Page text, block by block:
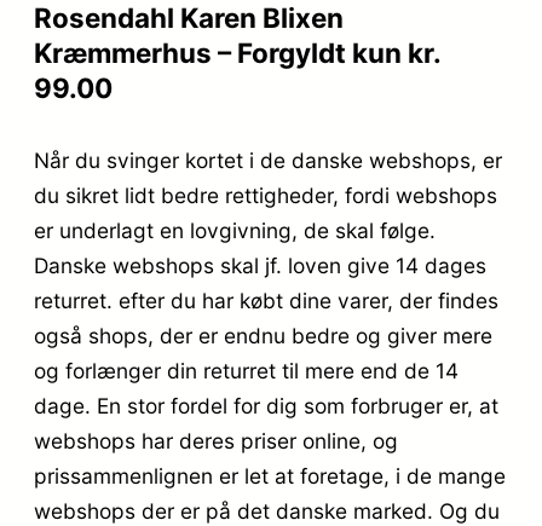
Rosendahl Karen Blixen
Kræmmerhus – Forgyldt kun kr.
99.00
Når du svinger kortet i de danske webshops, er
du sikret lidt bedre rettigheder, fordi webshops
er underlagt en lovgivning, de skal følge.
Danske webshops skal jf. loven give 14 dages
returret. efter du har købt dine varer, der findes
også shops, der er endnu bedre og giver mere
og forlænger din returret til mere end de 14
dage. En stor fordel for dig som forbruger er, at
webshops har deres priser online, og
prissammenlignen er let at foretage, i de mange
webshops der er på det danske marked. Og du